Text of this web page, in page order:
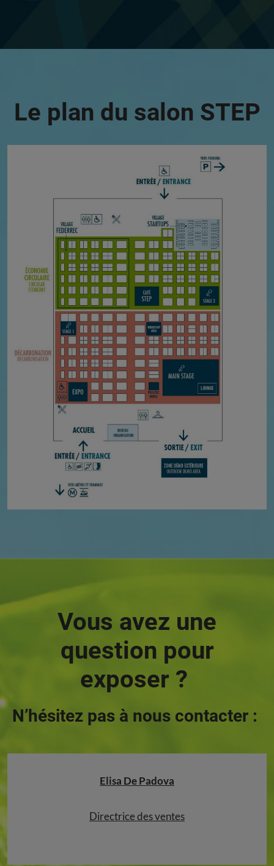
Le plan du salon STEP
Vous avez une
question pour
exposer ?
N’hésitez pas à nous contacter :
Elisa De Padova
Directrice des ventes